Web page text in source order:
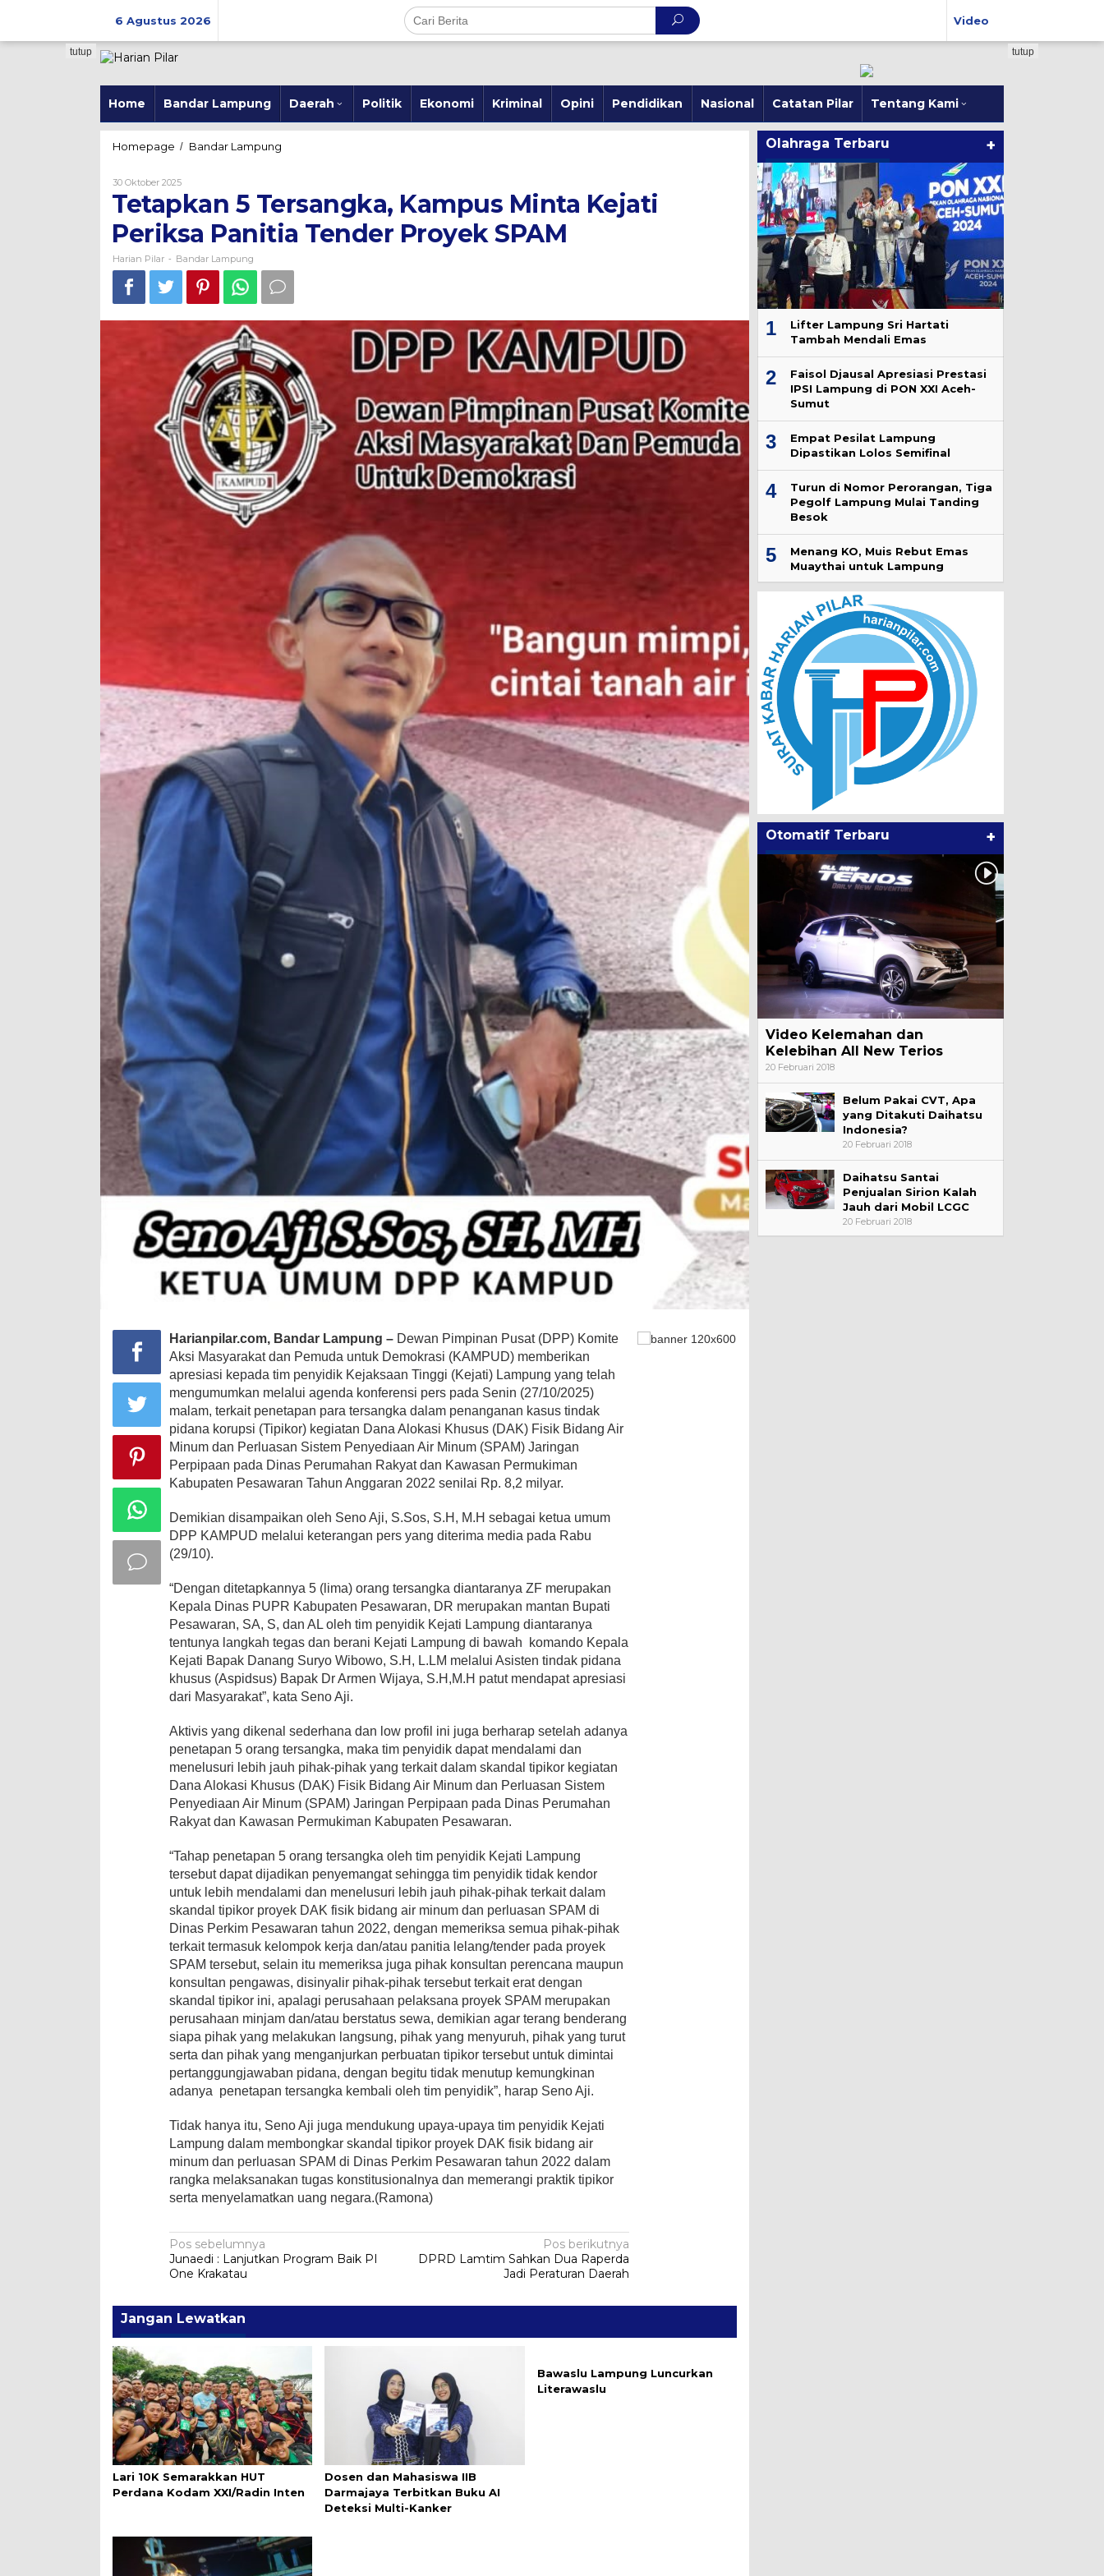
6 Agustus 2026 Video
Home Bandar Lampung Daerah Politik Ekonomi Kriminal Opini Pendidikan Nasional Catatan Pilar Tentang Kami
tutup tutup
Homepage / Bandar Lampung
Minta
Periksa
Proyek
SPAM
30 Oktober 2025Oleh
Harian
Pilar
Tetapkan 5 Tersangka, Kampus Minta Kejati
Periksa Panitia Tender Proyek SPAM
Harian Pilar - Bandar Lampung
Harianpilar.com, Bandar Lampung – Dewan Pimpinan Pusat (DPP) Komite
Aksi Masyarakat dan Pemuda untuk Demokrasi (KAMPUD) memberikan
apresiasi kepada tim penyidik Kejaksaan Tinggi (Kejati) Lampung yang telah
mengumumkan melalui agenda konferensi pers pada Senin (27/10/2025)
malam, terkait penetapan para tersangka dalam penanganan kasus tindak
pidana korupsi (Tipikor) kegiatan Dana Alokasi Khusus (DAK) Fisik Bidang Air
Minum dan Perluasan Sistem Penyediaan Air Minum (SPAM) Jaringan
Perpipaan pada Dinas Perumahan Rakyat dan Kawasan Permukiman
Kabupaten Pesawaran Tahun Anggaran 2022 senilai Rp. 8,2 milyar.
Demikian disampaikan oleh Seno Aji, S.Sos, S.H, M.H sebagai ketua umum
DPP KAMPUD melalui keterangan pers yang diterima media pada Rabu
(29/10).
“Dengan ditetapkannya 5 (lima) orang tersangka diantaranya ZF merupakan
Kepala Dinas PUPR Kabupaten Pesawaran, DR merupakan mantan Bupati
Pesawaran, SA, S, dan AL oleh tim penyidik Kejati Lampung diantaranya
tentunya langkah tegas dan berani Kejati Lampung di bawah komando Kepala
Kejati Bapak Danang Suryo Wibowo, S.H, L.LM melalui Asisten tindak pidana
khusus (Aspidsus) Bapak Dr Armen Wijaya, S.H,M.H patut mendapat apresiasi
dari Masyarakat”, kata Seno Aji.
Aktivis yang dikenal sederhana dan low profil ini juga berharap setelah adanya
penetapan 5 orang tersangka, maka tim penyidik dapat mendalami dan
menelusuri lebih jauh pihak-pihak yang terkait dalam skandal tipikor kegiatan
Dana Alokasi Khusus (DAK) Fisik Bidang Air Minum dan Perluasan Sistem
Penyediaan Air Minum (SPAM) Jaringan Perpipaan pada Dinas Perumahan
Rakyat dan Kawasan Permukiman Kabupaten Pesawaran.
“Tahap penetapan 5 orang tersangka oleh tim penyidik Kejati Lampung
tersebut dapat dijadikan penyemangat sehingga tim penyidik tidak kendor
untuk lebih mendalami dan menelusuri lebih jauh pihak-pihak terkait dalam
skandal tipikor proyek DAK fisik bidang air minum dan perluasan SPAM di
Dinas Perkim Pesawaran tahun 2022, dengan memeriksa semua pihak-pihak
terkait termasuk kelompok kerja dan/atau panitia lelang/tender pada proyek
SPAM tersebut, selain itu memeriksa juga pihak konsultan perencana maupun
konsultan pengawas, disinyalir pihak-pihak tersebut terkait erat dengan
skandal tipikor ini, apalagi perusahaan pelaksana proyek SPAM merupakan
perusahaan minjam dan/atau berstatus sewa, demikian agar terang benderang
siapa pihak yang melakukan langsung, pihak yang menyuruh, pihak yang turut
serta dan pihak yang menganjurkan perbuatan tipikor tersebut untuk dimintai
pertanggungjawaban pidana, dengan begitu tidak menutup kemungkinan
adanya penetapan tersangka kembali oleh tim penyidik”, harap Seno Aji.
Tidak hanya itu, Seno Aji juga mendukung upaya-upaya tim penyidik Kejati
Lampung dalam membongkar skandal tipikor proyek DAK fisik bidang air
minum dan perluasan SPAM di Dinas Perkim Pesawaran tahun 2022 dalam
rangka melaksanakan tugas konstitusionalnya dan memerangi praktik tipikor
serta menyelamatkan uang negara.(Ramona)
Navigasi
pos
Pos sebelumnya
Junaedi : Lanjutkan Program Baik PI
One Krakatau
Pos berikutnya
DPRD Lamtim Sahkan Dua Raperda
Jadi Peraturan Daerah
Jangan Lewatkan
Lari 10K Semarakkan HUT
Perdana Kodam XXI/Radin Inten
Dosen dan Mahasiswa IIB
Darmajaya Terbitkan Buku AI
Deteksi Multi-Kanker
Bawaslu Lampung Luncurkan
Literawaslu
Olahraga Terbaru +
1
Lifter Lampung Sri Hartati
Tambah Mendali Emas
2
Faisol Djausal Apresiasi Prestasi
IPSI Lampung di PON XXI Aceh-
Sumut
3
Empat Pesilat Lampung
Dipastikan Lolos Semifinal
4
Turun di Nomor Perorangan, Tiga
Pegolf Lampung Mulai Tanding
Besok
5
Menang KO, Muis Rebut Emas
Muaythai untuk Lampung
Otomatif Terbaru +
Video Kelemahan dan
Kelebihan All New Terios
20 Februari 2018
Belum Pakai CVT, Apa
yang Ditakuti Daihatsu
Indonesia?
20 Februari 2018
Daihatsu Santai
Penjualan Sirion Kalah
Jauh dari Mobil LCGC
20 Februari 2018